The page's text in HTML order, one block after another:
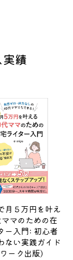
績
月５万円を叶え
マのための在
ー入門: 初心者
ない実践ガイド
ーク出版)